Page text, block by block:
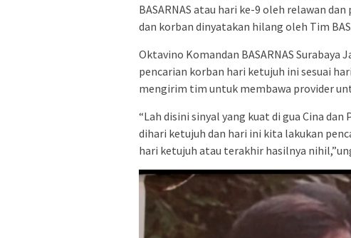
BASARNAS atau hari ke-9 oleh relawan
dan korban dinyatakan hilang oleh Tim
Oktavino Komandan BASARNAS
pencarian korban hari ketujuh ini sesuai
mengirim tim untuk membawa provider
“Lah disini sinyal yang kuat di gua Cina
dihari ketujuh dan hari ini kita lakukan
hari ketujuh atau terakhir hasilnya